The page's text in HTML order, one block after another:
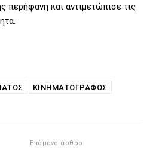
περήφανη και αντιμετώπισε τις
ΚΙΝΗΜΑΤΟΓΡΑΦΟΣ
Επόμενο άρθρο